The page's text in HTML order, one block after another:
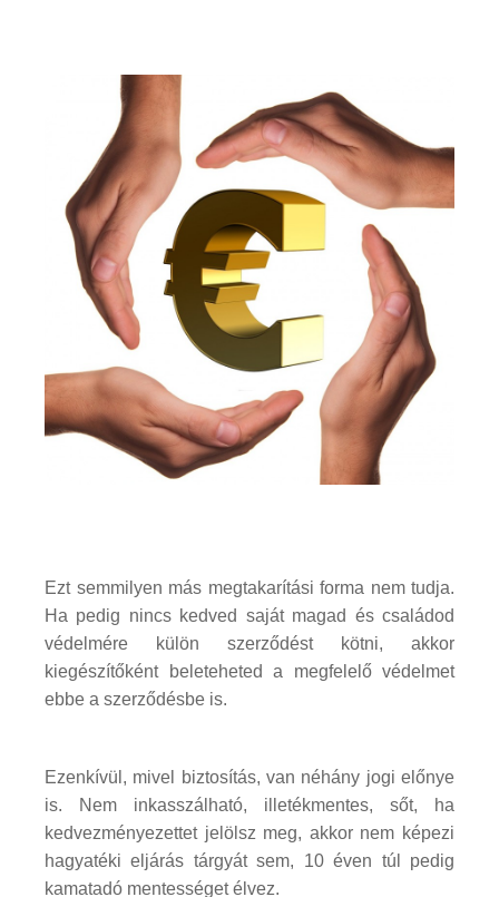
Ezt semmilyen más megtakarítási forma nem tudja.
Ha pedig nincs kedved saját magad és családod
védelmére külön szerződést kötni, akkor
kiegészítőként beleteheted a megfelelő védelmet
ebbe a szerződésbe is.
Ezenkívül, mivel biztosítás, van néhány jogi előnye
is. Nem inkasszálható, illetékmentes, sőt, ha
kedvezményezettet jelölsz meg, akkor nem képezi
hagyatéki eljárás tárgyát sem, 10 éven túl pedig
kamatadó mentességet élvez.